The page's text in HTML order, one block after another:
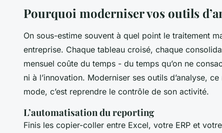
Pourquoi moderniser vos outils
On sous-estime souvent à quel point le traitement
entreprise. Chaque tableau croisé, chaque
mensuel coûte du temps - du temps qu’on ne
ni à l’innovation. Moderniser ses outils d’analyse,
mode, c’est reprendre le contrôle de son activité.
L’automatisation du reporting
Finis les copier-coller entre Excel, votre ERP et